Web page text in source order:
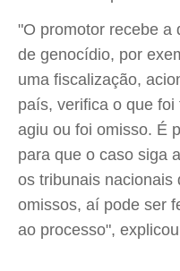
"O promotor recebe a
de genocídio, por
uma fiscalização,
país, verifica o que foi
agiu ou foi omisso. É
para que o caso siga
os tribunais nacionais
omissos, aí pode ser
ao processo",